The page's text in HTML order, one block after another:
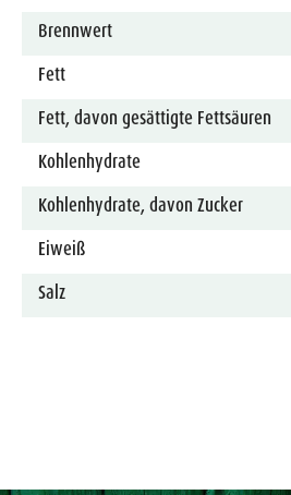
Brennwert
Fett
Fett, davon gesättigte Fettsäuren
Kohlenhydrate
Kohlenhydrate, davon Zucker
Eiweiß
Salz